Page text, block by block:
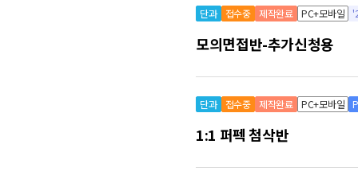
단과 접수중 제작완료 PC+모바일
모의면접반-추가신청용
단과 접수중 제작완료 PC+모바일
1:1 퍼펙 첨삭반